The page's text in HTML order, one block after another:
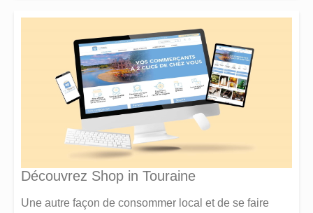
Découvrez Shop in Touraine
Une autre façon de consommer local et de se faire